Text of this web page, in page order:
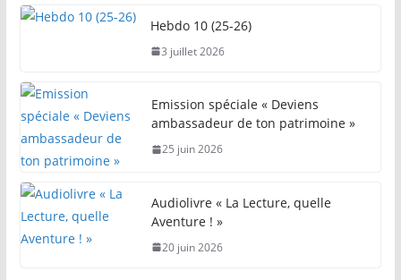
Hebdo 10 (25-26)
3 juillet 2026
Emission spéciale « Deviens
ambassadeur de ton patrimoine »
25 juin 2026
Audiolivre « La Lecture, quelle
Aventure ! »
20 juin 2026